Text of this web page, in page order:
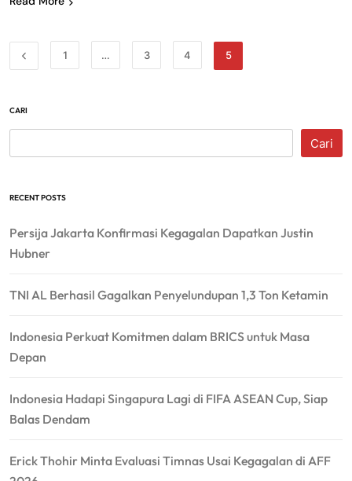
1 … 3 4 5
CARI
Cari
RECENT POSTS
Persija Jakarta Konfirmasi Kegagalan Dapatkan Justin
Hubner
TNI AL Berhasil Gagalkan Penyelundupan 1,3 Ton Ketamin
Indonesia Perkuat Komitmen dalam BRICS untuk Masa
Depan
Indonesia Hadapi Singapura Lagi di FIFA ASEAN Cup, Siap
Balas Dendam
Erick Thohir Minta Evaluasi Timnas Usai Kegagalan di AFF